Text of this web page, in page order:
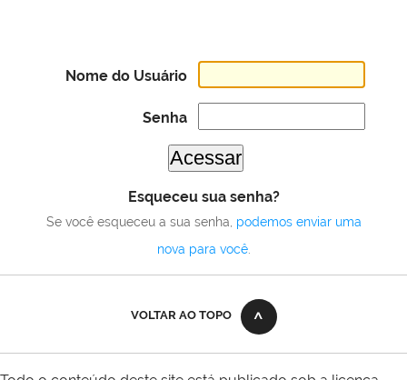
Nome do Usuário
Senha
Esqueceu sua senha?
Se você esqueceu a sua senha, podemos enviar uma
nova para você.
VOLTAR AO TOPO